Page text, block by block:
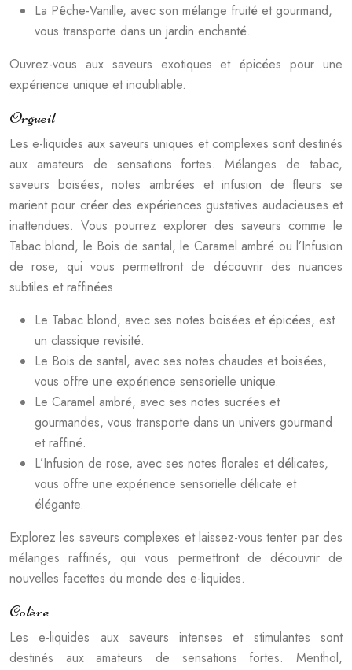
La Pêche-Vanille, avec son mélange fruité et gourmand,
vous transporte dans un jardin enchanté.
Ouvrez-vous aux saveurs exotiques et épicées pour une
expérience unique et inoubliable.
Orgueil
Les e-liquides aux saveurs uniques et complexes sont destinés
aux amateurs de sensations fortes. Mélanges de tabac,
saveurs boisées, notes ambrées et infusion de fleurs se
marient pour créer des expériences gustatives audacieuses et
inattendues. Vous pourrez explorer des saveurs comme le
Tabac blond, le Bois de santal, le Caramel ambré ou l’Infusion
de rose, qui vous permettront de découvrir des nuances
subtiles et raffinées.
Le Tabac blond, avec ses notes boisées et épicées, est
un classique revisité.
Le Bois de santal, avec ses notes chaudes et boisées,
vous offre une expérience sensorielle unique.
Le Caramel ambré, avec ses notes sucrées et
gourmandes, vous transporte dans un univers gourmand
et raffiné.
L’Infusion de rose, avec ses notes florales et délicates,
vous offre une expérience sensorielle délicate et
élégante.
Explorez les saveurs complexes et laissez-vous tenter par des
mélanges raffinés, qui vous permettront de découvrir de
nouvelles facettes du monde des e-liquides.
Colère
Les e-liquides aux saveurs intenses et stimulantes sont
destinés aux amateurs de sensations fortes. Menthol,